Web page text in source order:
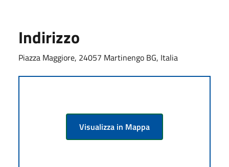
Indirizzo
Piazza Maggiore, 24057 Martinengo BG, Italia
Visualizza in Mappa